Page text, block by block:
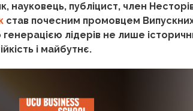
науковець, публіцист, член
став почесним промовцем
лідерів не лише
і майбутнє.